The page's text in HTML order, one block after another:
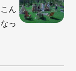
ん
っ